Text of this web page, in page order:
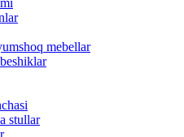
mebellar
stullar